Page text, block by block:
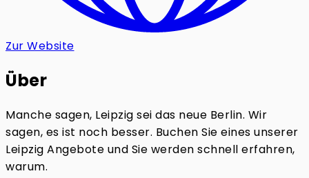
Zur Website
Über
Manche sagen, Leipzig sei das neue Berlin. Wir
sagen, es ist noch besser. Buchen Sie eines unserer
Leipzig Angebote und Sie werden schnell erfahren,
warum.